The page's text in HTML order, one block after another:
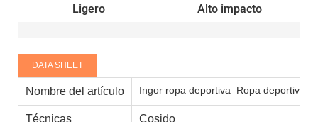
Ligero Alto impacto
DATA SHEET
Nombre del artículo Ingor ropa deportiva Ropa deportiva
Técnicas Cosido